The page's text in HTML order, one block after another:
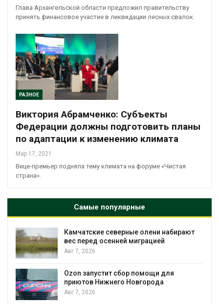
Глава Архангельской области предложил правительству
принять финансовое участие в ликвидации лесных свалок.
РАЗНОЕ
Виктория Абрамченко: Субъекты
Федерации должны подготовить планы
по адаптации к изменению климата
Мар 17, 2021
Вице-премьер подняла тему климата на форуме «Чистая
страна».
Самые популярные
Камчатские северные олени набирают
вес перед осенней миграцией
Авг 7, 2026
Ozon запустит сбор помощи для
приютов Нижнего Новгорода
Авг 7, 2026